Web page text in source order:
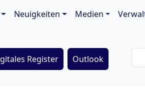
Neuigkeiten Medien
Register Outlook